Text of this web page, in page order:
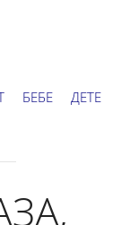
БЕБЕ ДЕТЕ